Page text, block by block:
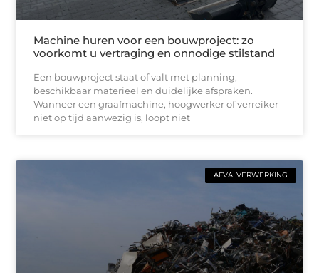
Machine huren voor een bouwproject: zo
voorkomt u vertraging en onnodige stilstand
Een bouwproject staat of valt met planning,
beschikbaar materieel en duidelijke afspraken.
Wanneer een graafmachine, hoogwerker of verreiker
niet op tijd aanwezig is, loopt niet
AFVALVERWERKING